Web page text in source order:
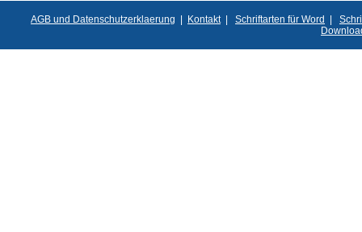
AGB und Datenschutzerklaerung | Kontakt| Schriftarten für Word |